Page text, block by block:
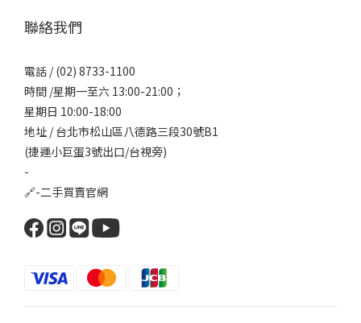
聯絡我們
電話 / (02) 8733-1100
時間 /星期一至六 13:00-21:00；
星期日 10:00-18:00
地址 / 台北市松山區八德路三段30號B1
(捷運小巨蛋3號出口/台視旁)
-
🔗-二手買賣官網